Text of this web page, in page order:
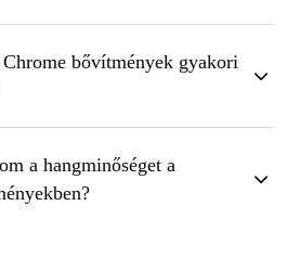
bővítmények gyakori
a hangminőséget a